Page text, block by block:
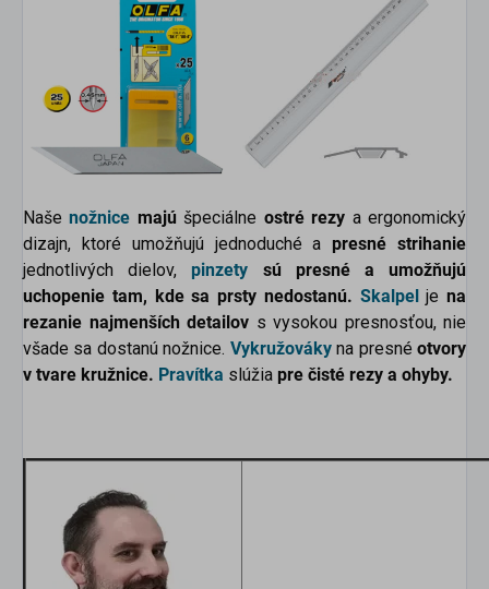
Našenožnice majú špeciálne ostré rezy a ergonomický
dizajn, ktoré umožňujú jednoduché a presné strihanie
jednotlivých dielov, pinzety sú presné a umožňujú
uchopenie tam, kde sa prsty nedostanú. Skalpelje na
rezanie najmenších detailov s vysokou presnosťou, nie
všade sa dostanú nožnice. Vykružováky na presnéotvory
v tvare kružnice. Pravítka slúžia pre čisté rezy a ohyby.